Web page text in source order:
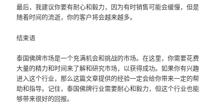
最后，我建议你要有耐心和毅力，因为有时销售可能会缓慢，但是
随着时间的流逝，你的客户将会越来越多。
结束语
泰国佛牌市场是一个充满机会和挑战的市场。在这里，你需要花费
大量的精力和时间来了解和研究市场，以获得成功。如果你有兴趣
进入这个行业，那么这篇文章提供的经验一定会给你带来一定的帮
助和指导。记住，泰国佛牌行业需要耐心和毅力，但这个行业也能
够带来很好的回报。